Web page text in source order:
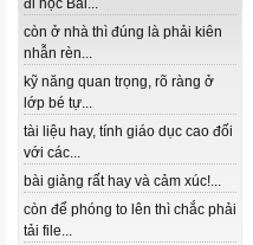
đi học Bài...
còn ở nhà thì đúng là phải kiên
nhẫn rèn...
kỹ năng quan trọng, rõ ràng ở
lớp bé tự...
tài liệu hay, tính giáo dục cao đối
với các...
bài giảng rất hay và cảm xúc!...
còn để phóng to lên thì chắc phải
tải file...